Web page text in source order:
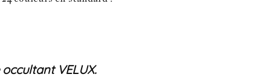
VELUX.